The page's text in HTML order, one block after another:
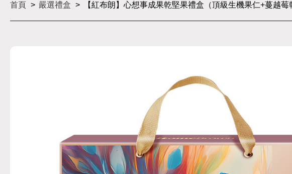
首頁 嚴選禮盒 【紅布朗】心想事成果乾堅果禮盒（頂級生機果仁+蔓越莓